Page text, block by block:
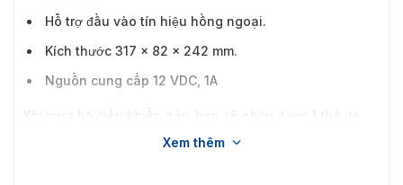
Hỗ trợ đầu vào tín hiệu hồng ngoại.
Kích thước 317 × 82 × 242 mm.
Nguồn cung cấp 12 VDC, 1A
Khi mua bộ điều khiển này, bạn sẽ nhận được 1 thẻ đa
chức năng, 1 điều khiển từ xa hồng ngoại, 1 bộ chuyển
Xem thêm